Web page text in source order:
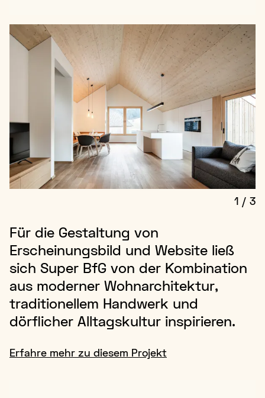
1 / 3
Für die Gestaltung von
Erscheinungsbild und Website ließ
sich Super BfG von der Kombination
aus moderner Wohnarchitektur,
traditionellem Handwerk und
dörflicher Alltagskultur inspirieren.
Erfahre mehr zu diesem Projekt